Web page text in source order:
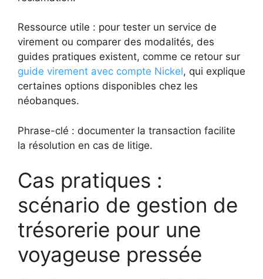
Ressource utile : pour tester un service de
virement ou comparer des modalités, des
guides pratiques existent, comme ce retour sur
guide virement avec compte Nickel, qui explique
certaines options disponibles chez les
néobanques.
Phrase-clé : documenter la transaction facilite
la résolution en cas de litige.
Cas pratiques :
scénario de gestion de
trésorerie pour une
voyageuse pressée